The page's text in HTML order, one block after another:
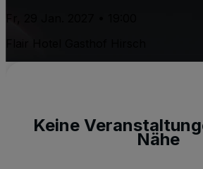
Fr, 29 Jan. 2027 • 19:00
Keine
Nähe